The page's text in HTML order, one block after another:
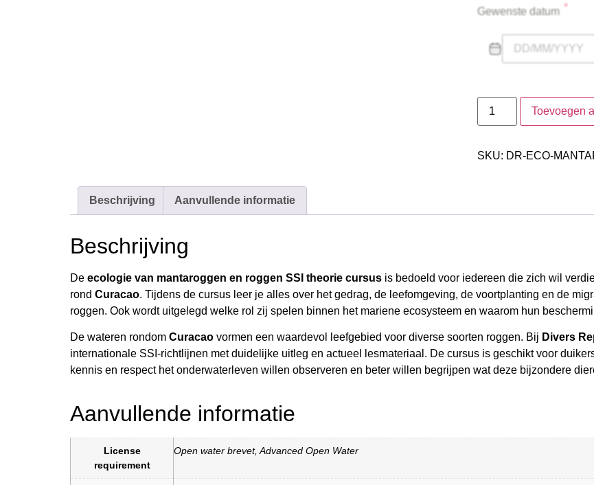
Gewenste datum *
Toevoegen
SKU: DR-ECO-
Beschrijving Aanvullende informatie
Beschrijving
De ecologie van mantaroggen en roggen SSI theorie cursus is bedoeld voor iedereen die zich wil
rond Curacao. Tijdens de cursus leer je alles over het gedrag, de leefomgeving, de voortplanting en de
roggen. Ook wordt uitgelegd welke rol zij spelen binnen het mariene ecosysteem en waarom hun
De wateren rondom Curacao vormen een waardevol leefgebied voor diverse soorten roggen. Bij Divers
internationale SSI-richtlijnen met duidelijke uitleg en actueel lesmateriaal. De cursus is geschikt voor
kennis en respect het onderwaterleven willen observeren en beter willen begrijpen wat deze bijzondere
Aanvullende informatie
License
requirement
Open water brevet, Advanced Open Water